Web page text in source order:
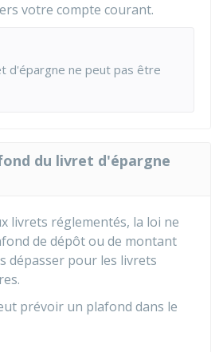
votre compte courant.
d'épargne ne peut pas être
du livret d'épargne
livrets réglementés, la loi ne
de dépôt ou de montant
dépasser pour les livrets
prévoir un plafond dans le